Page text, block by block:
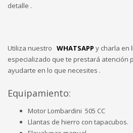
detalle .
Utiliza nuestro WHATSAPP y charla en
especializado que te prestará atención
ayudarte en lo que necesites .
Equipamiento:
Motor Lombardini 505 CC
Llantas de hierro con tapacubos.